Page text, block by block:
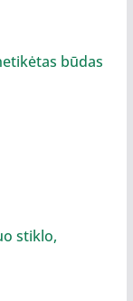
būdas
stiklo,